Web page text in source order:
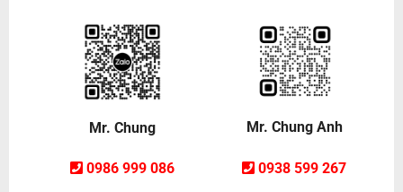
Mr. Chung
0986 999 086
Mr. Chung Anh
0938 599 267